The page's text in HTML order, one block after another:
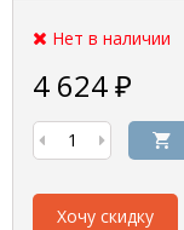
Нет в наличии
4 624₽
Хочу скидку